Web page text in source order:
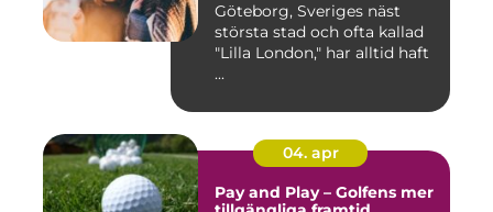
Göteborg, Sveriges näst
största stad och ofta kallad
"Lilla London," har alltid haft
...
04. apr
Pay and Play – Golfens mer